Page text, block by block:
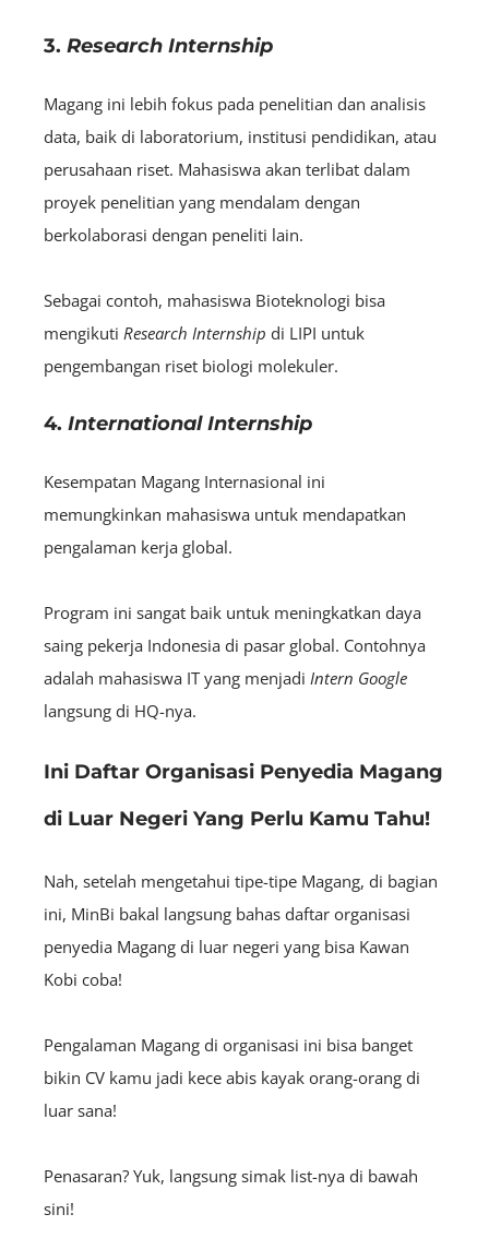
3. Research Internship
Magang ini lebih fokus pada penelitian dan analisis
data, baik di laboratorium, institusi pendidikan, atau
perusahaan riset. Mahasiswa akan terlibat dalam
proyek penelitian yang mendalam dengan
berkolaborasi dengan peneliti lain.
Sebagai contoh, mahasiswa Bioteknologi bisa
mengikuti Research Internship di LIPI untuk
pengembangan riset biologi molekuler.
4. International Internship
Kesempatan Magang Internasional ini
memungkinkan mahasiswa untuk mendapatkan
pengalaman kerja global.
Program ini sangat baik untuk meningkatkan daya
saing pekerja Indonesia di pasar global. Contohnya
adalah mahasiswa IT yang menjadi Intern Google
langsung di HQ-nya.
Ini Daftar Organisasi Penyedia Magang
di Luar Negeri Yang Perlu Kamu Tahu!
Nah, setelah mengetahui tipe-tipe Magang, di bagian
ini, MinBi bakal langsung bahas daftar organisasi
penyedia Magang di luar negeri yang bisa Kawan
Kobi coba!
Pengalaman Magang di organisasi ini bisa banget
bikin CV kamu jadi kece abis kayak orang-orang di
luar sana!
Penasaran? Yuk, langsung simak list-nya di bawah
sini!